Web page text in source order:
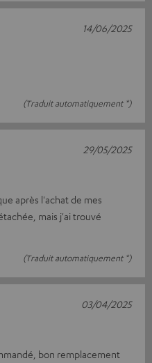
(Traduit automatiquement *)
14/06/2025
après l'achat de mes
mais j'ai trouvé
(Traduit automatiquement *)
29/05/2025
bon remplacement
03/04/2025